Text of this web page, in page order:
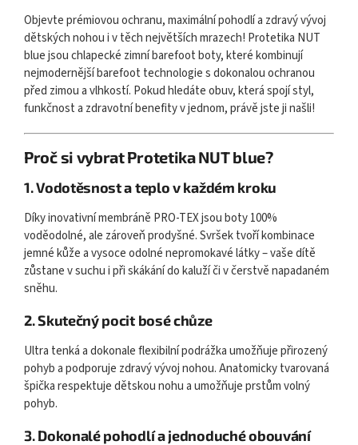
Objevte prémiovou ochranu, maximální pohodlí a zdravý vývoj
dětských nohou i v těch největších mrazech! Protetika NUT
blue jsou chlapecké zimní barefoot boty, které kombinují
nejmodernější barefoot technologie s dokonalou ochranou
před zimou a vlhkostí. Pokud hledáte obuv, která spojí styl,
funkčnost a zdravotní benefity v jednom, právě jste ji našli!
Proč si vybrat Protetika NUT blue?
1. Vodotěsnost a teplo v každém kroku
Díky inovativní membráně PRO-TEX jsou boty 100%
voděodolné, ale zároveň prodyšné. Svršek tvoří kombinace
jemné kůže a vysoce odolné nepromokavé látky – vaše dítě
zůstane v suchu i při skákání do kaluží či v čerstvě napadaném
sněhu.
2. Skutečný pocit bosé chůze
Ultra tenká a dokonale flexibilní podrážka umožňuje přirozený
pohyb a podporuje zdravý vývoj nohou. Anatomicky tvarovaná
špička respektuje dětskou nohu a umožňuje prstům volný
pohyb.
3. Dokonalé pohodlí a jednoduché obouvání